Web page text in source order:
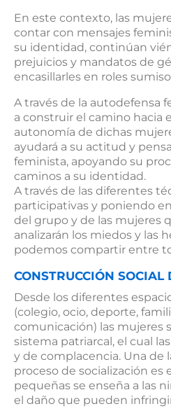
En este contexto, las
contar con mensajes
su identidad, continúan
prejuicios y mandatos de
encasillarles en roles
A través de la autodefensa
a construir el camino hacia
autonomía de dichas
ayudará a su actitud y
feminista, apoyando su
caminos a su identidad.
A través de las diferentes
participativas y poniendo
del grupo y de las mujeres
analizarán los miedos y las
podemos compartir entre
CONSTRUCCIÓN SOCIAL
Desde los diferentes
(colegio, ocio, deporte,
comunicación) las mujeres
sistema patriarcal, el cual
y de complacencia. Una de
proceso de socialización es
pequeñas se enseña a las
el daño que pueden